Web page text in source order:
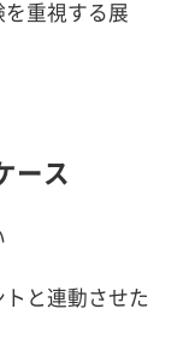
重視する展
ース
と連動させた